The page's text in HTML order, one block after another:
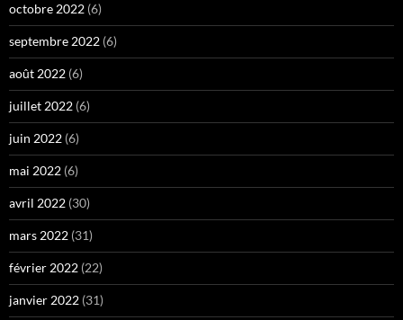
octobre 2022 (6)
septembre 2022 (6)
août 2022 (6)
juillet 2022 (6)
juin 2022 (6)
mai 2022 (6)
avril 2022 (30)
mars 2022 (31)
février 2022 (22)
janvier 2022 (31)